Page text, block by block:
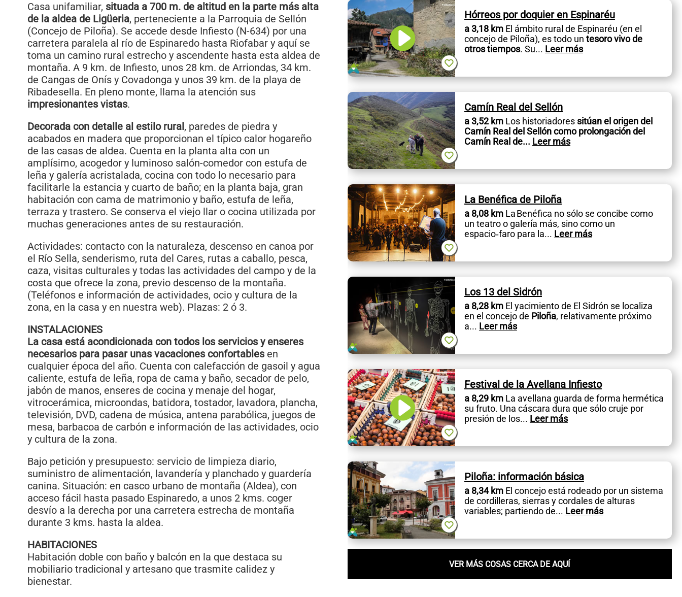
Casa unifamiliar, situada a 700 m. de altitud en la parte más alta
de la aldea de Ligüeria, perteneciente a la Parroquia de Sellón
(Concejo de Piloña). Se accede desde Infiesto (N-634) por una
carretera paralela al río de Espinaredo hasta Riofabar y aquí se
toma un camino rural estrecho y ascendente hasta esta aldea de
montaña. A 9 km. de Infiesto, unos 28 km. de Arriondas, 34 km.
de Cangas de Onís y Covadonga y unos 39 km. de la playa de
Ribadesella. En pleno monte, llama la atención sus
impresionantes vistas.
Decorada con detalle al estilo rural, paredes de piedra y
acabados en madera que proporcionan el típico calor hogareño
de las casas de aldea. Cuenta en la planta alta con un
amplísimo, acogedor y luminoso salón-comedor con estufa de
leña y galería acristalada, cocina con todo lo necesario para
facilitarle la estancia y cuarto de baño; en la planta baja, gran
habitación con cama de matrimonio y baño, estufa de leña,
terraza y trastero. Se conserva el viejo llar o cocina utilizada por
muchas generaciones antes de su restauración.
Actividades: contacto con la naturaleza, descenso en canoa por
el Río Sella, senderismo, ruta del Cares, rutas a caballo, pesca,
caza, visitas culturales y todas las actividades del campo y de la
costa que ofrece la zona, previo descenso de la montaña.
(Teléfonos e información de actividades, ocio y cultura de la
zona, en la casa y en nuestra web). Plazas: 2 ó 3.
INSTALACIONES
La casa está acondicionada con todos los servicios y enseres
necesarios para pasar unas vacaciones confortablesen
cualquier época del año. Cuenta con calefacción de gasoil y agua
caliente, estufa de leña, ropa de cama y baño, secador de pelo,
jabón de manos, enseres de cocina y menaje del hogar,
vitrocerámica, microondas, batidora, tostador, lavadora, plancha,
televisión, DVD, cadena de música, antena parabólica, juegos de
mesa, barbacoa de carbón e información de las actividades, ocio
y cultura de la zona.
Bajo petición y presupuesto: servicio de limpieza diario,
suministro de alimentación, lavandería y planchado y guardería
canina. Situación: en casco urbano de montaña (Aldea), con
acceso fácil hasta pasado Espinaredo, a unos 2 kms. coger
desvío a la derecha por una carretera estrecha de montaña
durante 3 kms. hasta la aldea.
HABITACIONES
Habitación doble con baño y balcón en la que destaca su
mobiliario tradicional y artesano que trasmite calidez y
bienestar.
Hórreos por doquier en Espinaréu
a 3,18 kmEl ámbito rural de Espinaréu (en el
concejo de Piloña), es todo un tesoro vivo de
otros tiempos. Su... Leer más
Camín Real del Sellón
a 3,52 kmLos historiadoressitúan el origen del
Camín Real del Sellón como prolongación del
Camín Real de... Leer más
La Benéfica de Piloña
a 8,08 kmLa Benéfica no sólo se concibe como
un teatro o galería más, sino como un
espacio‑faro para la... Leer más
Los 13 del Sidrón
a 8,28 kmEl yacimiento de El Sidrón se localiza
en el concejo de Piloña, relativamente próximo
a... Leer más
Festival de la Avellana Infiesto
a 8,29 kmLa avellana guarda de forma hermética
su fruto. Una cáscara dura que sólo cruje por
presión de los... Leer más
Piloña: información básica
a 8,34 kmEl concejo está rodeado por un sistema
de cordilleras, sierras y cordales de alturas
variables; partiendo de... Leer más
VER MÁS COSAS CERCA DE AQUÍ